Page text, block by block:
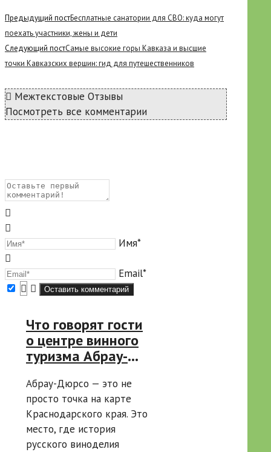
Предыдущий постБесплатные санатории для СВО: куда могут
поехать участники, жены и дети
Следующий постСамые высокие горы Кавказа и высшие
точки Кавказских вершин: гид для путешественников
Межтекстовые Отзывы
Посмотреть все комментарии
Имя*
Email*
Что говорят гости
о центре винного
туризма Абрау-
впечатления
Абрау-Дюрсо — это не
просто точка на карте
Краснодарского края. Это
место, где история
русского виноделия